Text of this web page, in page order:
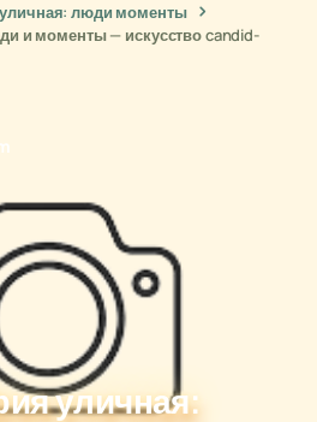
люди моменты
и моменты — искусство candid-
уличная: